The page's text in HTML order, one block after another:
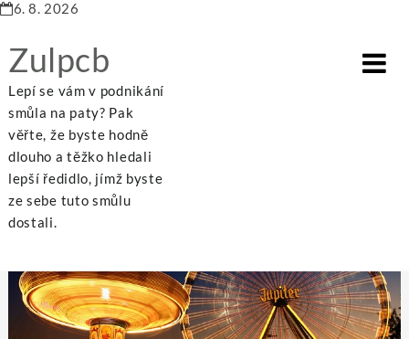
6. 8. 2026
Zulpcb
Lepí se vám v podnikání
smůla na paty? Pak
věřte, že byste hodně
dlouho a těžko hledali
lepší ředidlo, jímž byste
ze sebe tuto smůlu
dostali.
Home Internet Zábava a akce.